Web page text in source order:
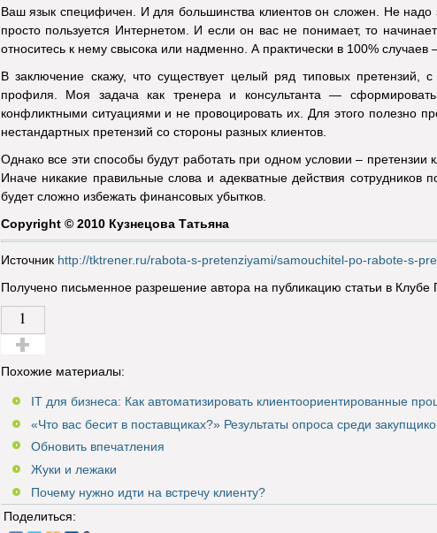
Ваш язык специфичен. И для большинства клиентов он сложен. Не надо
просто пользуется Интернетом. И если он вас не понимает, то
относитесь к нему свысока или надменно. А практически в 100%
В заключение скажу, что существует целый ряд типовых претензий,
профиля. Моя задача как тренера и консультанта —
конфликтными ситуациями и не провоцировать их. Для этого полезно
нестандартных претензий со стороны разных клиентов.
Однако все эти способы будут работать при одном условии –
Иначе никакие правильные слова и адекватные действия
будет сложно избежать финансовых убытков.
Copyright © 2010 Кузнецова Татьяна
Источник http://tktrener.ru/rabota-s-pretenziyami/samouchitel-po-rabote-s-
Получено письменное разрешение автора на публикацию статьи в Клубе
1
Голос за!
Похожие материалы:
IT для бизнеса: Как автоматизировать клиентоориентированные
«Что вас бесит в поставщиках?» Результаты опроса среди
Обновить впечатления
Жуки и лежаки
Почему нужно идти на встречу клиенту?
Поделиться: